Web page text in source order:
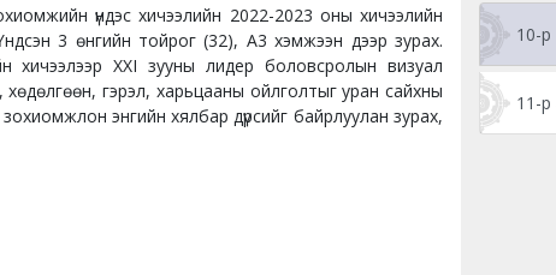
үндэс хичээлийн 2022-2023 оны хичээлийн
3 өнгийн тойрог (32), А3 хэмжээн дээр зурах.
хичээлээр XXI зууны лидер боловсролын визуал
хөдөлгөөн, гэрэл, харьцааны ойлголтыг уран сайхны
энгийн хялбар дүрсийг байрлуулан зурах,
10-р
11-р